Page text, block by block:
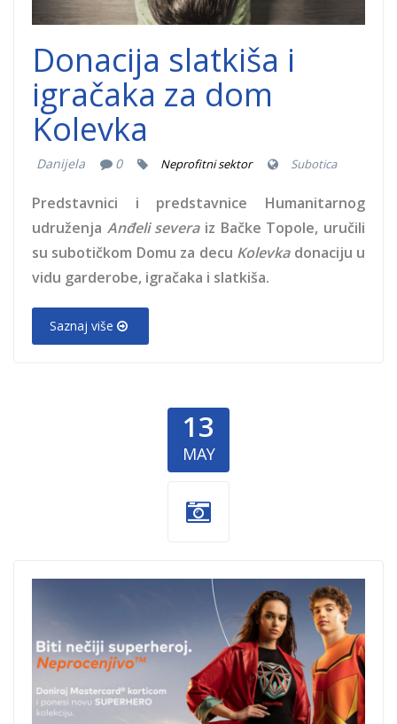
Donacija slatkiša i
igračaka za dom
Kolevka
Danijela 0 Neprofitni sektor Subotica
Predstavnici i predstavnice Humanitarnog
udruženja Anđeli severaiz Bačke Topole, uručili
su subotičkom Domu za decu Kolevkadonaciju u
vidu garderobe, igračaka i slatkiša.
Saznaj više
13
MAY
superhero-
nova-
kolekcija.png